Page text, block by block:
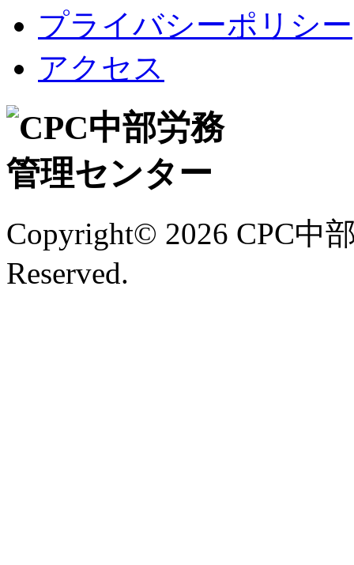
プライバシーポリシー
アクセス
Copyright© 2026 CPC中
Reserved.